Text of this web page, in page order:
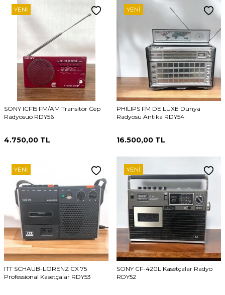
YENI
SONY ICF15 FM/AM Transitör Cep
Radyosuo RDY56
4.750,00 TL
YENI
PHILIPS FM DE LUXE Dünya
Radyosu Antika RDY54
16.500,00 TL
YENI
ITT SCHAUB-LORENZ CX 75
Professional Kasetçalar RDY53
YENI
SONY CF-420L Kasetçalar Radyo
RDY52